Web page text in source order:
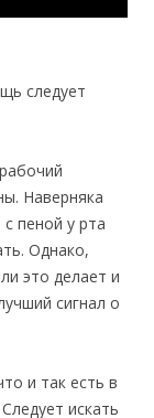
следует
Наверняка
пеной у рта
Однако,
это делает и
сигнал о
и так есть в
искать